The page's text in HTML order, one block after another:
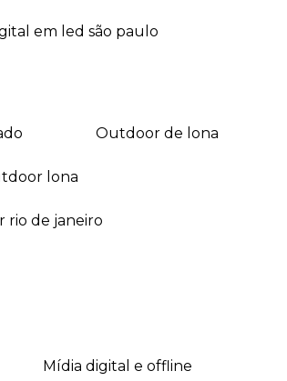
em led são paulo
outdoor de lona
lona
rio de janeiro
mídia digital e offline